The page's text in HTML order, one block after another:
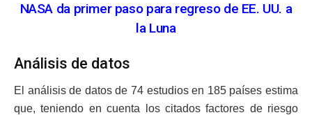
NASA da primer paso para regreso de EE. UU. a
la Luna
Análisis de datos
El análisis de datos de 74 estudios en 185 países estima
que, teniendo en cuenta los citados factores de riesgo